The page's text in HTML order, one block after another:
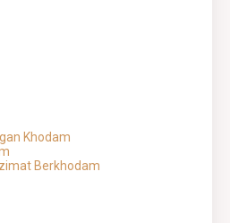
Khodam
Berkhodam